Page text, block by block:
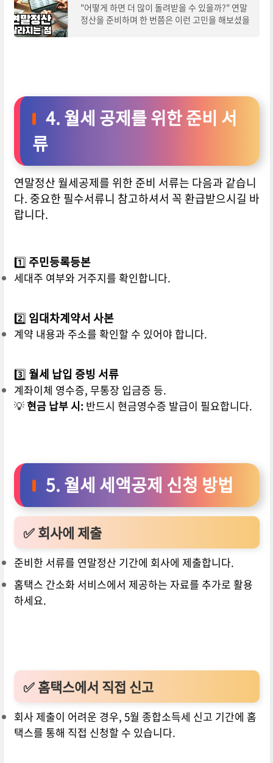
"어떻게 하면 더 많이 돌려받을 수 있을까?" 연말
정산을 준비하며 한 번쯤은 이런 고민을 해보셨을
4. 월세 공제를 위한 준비 서
류
연말정산 월세공제를 위한 준비 서류는 다음과 같습니
다. 중요한 필수서류니 참고하셔서 꼭 환급받으시길 바
랍니다.
1️⃣ 주민등록등본
세대주 여부와 거주지를 확인합니다.
2️⃣ 임대차계약서 사본
계약 내용과 주소를 확인할 수 있어야 합니다.
3️⃣ 월세 납입 증빙 서류
계좌이체 영수증, 무통장 입금증 등.
💡 현금 납부 시: 반드시 현금영수증 발급이 필요합니다.
5. 월세 세액공제 신청 방법
✅ 회사에 제출
준비한 서류를 연말정산 기간에 회사에 제출합니다.
홈택스 간소화 서비스에서 제공하는 자료를 추가로 활용
하세요.
✅ 홈택스에서 직접 신고
회사 제출이 어려운 경우, 5월 종합소득세 신고 기간에 홈
택스를 통해 직접 신청할 수 있습니다.